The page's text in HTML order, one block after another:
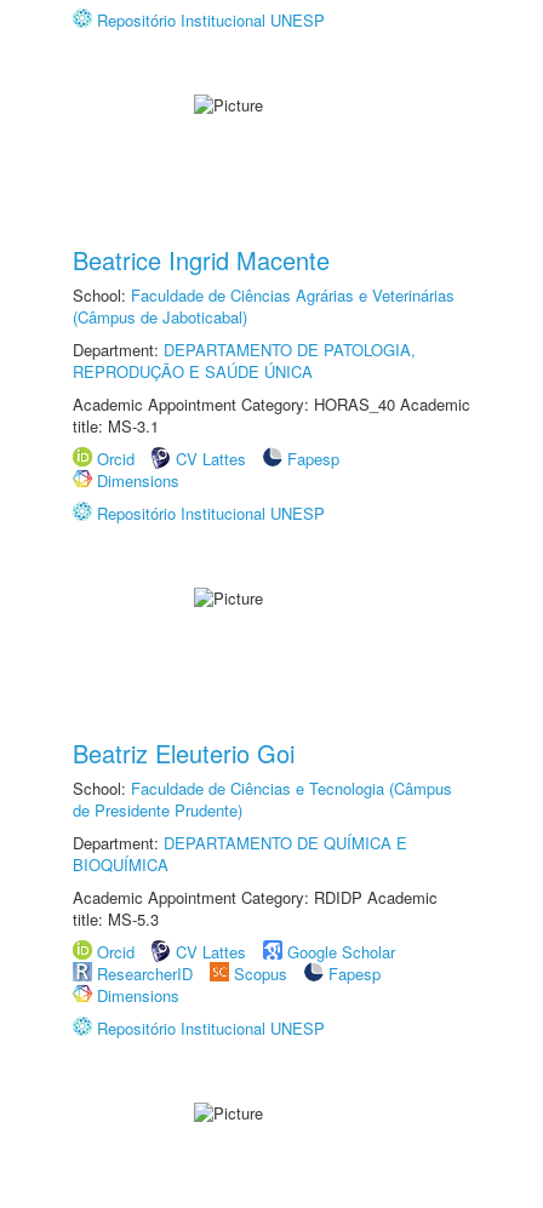
Repositório Institucional UNESP
Beatrice Ingrid Macente
School: Faculdade de Ciências Agrárias e Veterinárias
(Câmpus de Jaboticabal)
Department: DEPARTAMENTO DE PATOLOGIA,
REPRODUÇÃO E SAÚDE ÚNICA
Academic Appointment Category: HORAS_40 Academic
title: MS-3.1
Orcid
CV Lattes
Fapesp
Dimensions
Repositório Institucional UNESP
Beatriz Eleuterio Goi
School: Faculdade de Ciências e Tecnologia (Câmpus
de Presidente Prudente)
Department: DEPARTAMENTO DE QUÍMICA E
BIOQUÍMICA
Academic Appointment Category: RDIDP Academic
title: MS-5.3
Orcid
CV Lattes
Google Scholar
ResearcherID
Scopus
Fapesp
Dimensions
Repositório Institucional UNESP